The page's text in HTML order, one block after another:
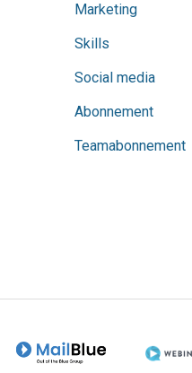
Marketing
Skills
Social media
Abonnement
Teamabonnement